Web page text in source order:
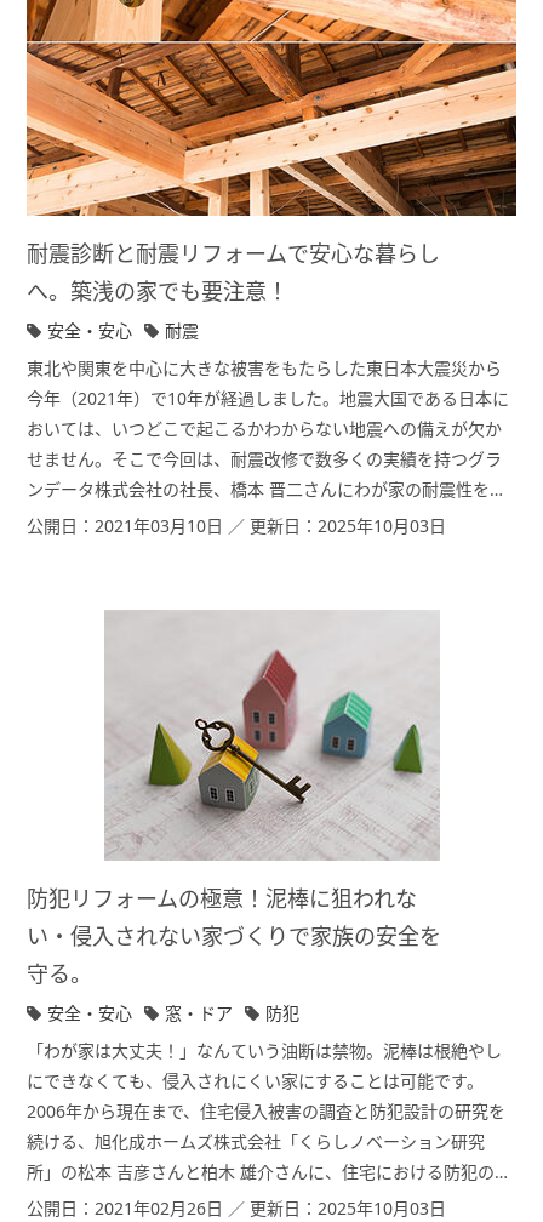
耐震診断と耐震リフォームで安心な暮らし
へ。築浅の家でも要注意！
安全・安心
耐震
東北や関東を中心に大きな被害をもたらした東日本大震災から
今年（2021年）で10年が経過しました。地震大国である日本に
おいては、いつどこで起こるかわからない地震への備えが欠か
せません。そこで今回は、耐震改修で数多くの実績を持つグラ
ンデータ株式会社の社長、橋本 晋二さんにわが家の耐震性を高
めるためのポイントをお聞きしました。水まわりなど傷みの気
公開日：2021年03月10日 ／ 更新日：2025年10月03日
防犯リフォームの極意！泥棒に狙われな
い・侵入されない家づくりで家族の安全を
守る。
安全・安心 窓・ドア
防犯
「わが家は大丈夫！」なんていう油断は禁物。泥棒は根絶やし
にできなくても、侵入されにくい家にすることは可能です。
2006年から現在まで、住宅侵入被害の調査と防犯設計の研究を
続ける、旭化成ホームズ株式会社「くらしノベーション研究
所」の松本 吉彦さんと柏木 雄介さんに、住宅における防犯の基
本とリフォームのポイントをうかがいました。
公開日：2021年02月26日 ／ 更新日：2025年10月03日